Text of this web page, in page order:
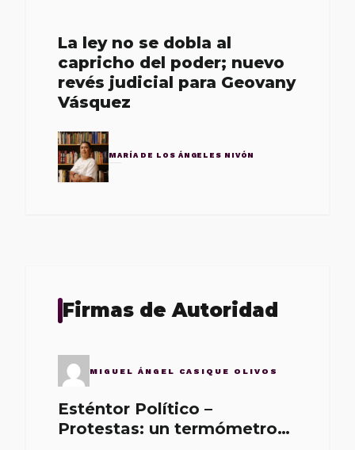
La ley no se dobla al
capricho del poder; nuevo
revés judicial para Geovany
Vásquez
MARÍA DE LOS ÁNGELES NIVÓN
Firmas de Autoridad
MIGUEL ÁNGEL CASIQUE OLIVOS
Esténtor Político –
Protestas: un termómetro